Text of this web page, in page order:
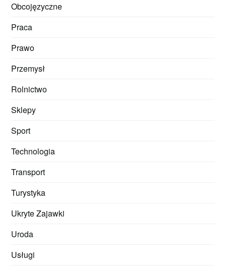
Obcojęzyczne
Praca
Prawo
Przemysł
Rolnictwo
Sklepy
Sport
Technologia
Transport
Turystyka
Ukryte Zajawki
Uroda
Usługi